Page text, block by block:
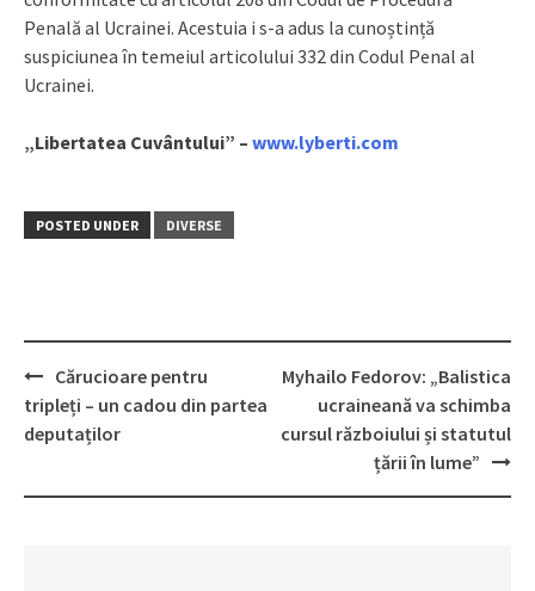
Penală al Ucrainei. Acestuia i s-a adus la cunoștință
suspiciunea în temeiul articolului 332 din Codul Penal al
Ucrainei.
„Libertatea Cuvântului” – www.lyberti.com
POSTED UNDER DIVERSE
Post
navigation
Cărucioare pentru
tripleți – un cadou din partea
deputaților
Myhailo Fedorov: „Balistica
ucraineană va schimba
cursul războiului și statutul
țării în lume”